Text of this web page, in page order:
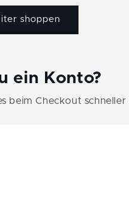
shoppen
ein Konto?
beim Checkout schneller